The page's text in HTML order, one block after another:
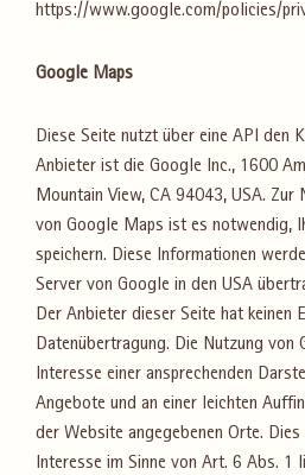
https://www.google.com/policies/
Google Maps
Diese Seite nutzt über eine API den
Anbieter ist die Google Inc., 1600
Mountain View, CA 94043, USA. Zur
von Google Maps ist es notwendig,
speichern. Diese Informationen
Server von Google in den USA
Der Anbieter dieser Seite hat keinen
Datenübertragung. Die Nutzung von
Interesse einer ansprechenden
Angebote und an einer leichten
der Website angegebenen Orte.
Interesse im Sinne von Art. 6 Abs. 1